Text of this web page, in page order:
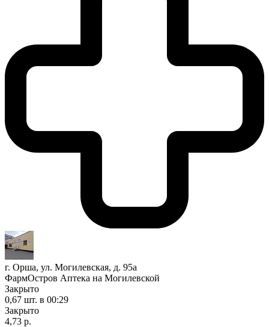
г. Орша, ул. Могилевская, д. 95а
ФармОстров Аптека на Могилевской
Закрыто
0,67 шт. в 00:29
Закрыто
4,73 р.